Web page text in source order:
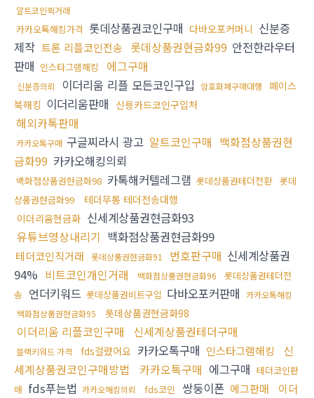
알트코인퀵거래
카카오톡해킹가격 롯데상품권코인구매 다바오포커머니 신분증
제작 트론 리플코인전송 롯데상품권현금화99 안전한라우터
판매 인스타그램해킹 에그구매
신분증의뢰 이더리움 리플 모든코인구입 암호화폐구매대행
페이스
북해킹 이더리움판매 신용카드코인구입처
해외카톡판매
카카오톡구매 구글찌라시 광고 알트코인구매 백화점상품권현
금화99 카카오해킹의뢰
백화점상품권현금화98 카톡해커텔레그램 롯데상품권테더전환 롯데
상품권현금화99
테더무통 테더전송대행
이더리움현금화 신세계상품권현금화93
유튜브영상내리기 백화점상품권현금화99
테더코인직거래 롯데상품권현금화91 번호판구매 신세계상품권
94% 비트코인개인거래 백화점상품권현금화96
롯데상품권테더전
송 언더키워드 롯데상품권비트구입 다바오포커판매 카카오톡해킹
백화점상품권현금화95
롯데상품권현금화98
이더리움 리플코인구매 신세계상품권테더구매
블랙키워드 가격 fds걸렸어요 카카오톡구매 인스타그램해킹
신
세계상품권코인구매방법
카카오톡구매 에그구매 테더코인판
매 fds푸는법 카카오해킹의뢰 fds코인 쌍둥이폰 에그판매
이더